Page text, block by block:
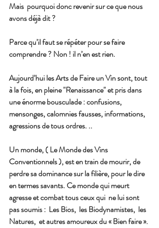
Mais  pourquoi donc revenir sur ce que nous
avons déjà dit ?
Parce qu’il faut se répéter pour se faire
comprendre ? Non ! il n’en est rien.
Aujourd’hui les Arts de Faire un Vin sont, tout
à la fois, en pleine "Renaissance" et pris dans
une énorme bousculade : confusions,
mensonges, calomnies fausses, informations,
agressions de tous ordres. ..
Un monde, ( Le Monde des Vins
Conventionnels ), est en train de mourir, de
perdre sa dominance sur la filière, pour le dire
en termes savants. Ce monde qui meurt
agresse et combat tous ceux qui  ne lui sont
pas soumis :  Les Bios,  les Biodynamistes,  les
Natures,  et autres amoureux du « Bien faire ».